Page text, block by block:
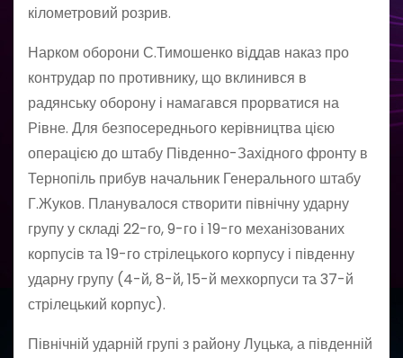
кілометровий розрив.
Нарком оборони С.Тимошенко віддав наказ про
контрудар по противнику, що вклинився в
радянську оборону і намагався прорватися на
Рівне. Для безпосереднього керівництва цією
операцією до штабу Південно-Західного фронту в
Тернопіль прибув начальник Генерального штабу
Г.Жуков. Планувалося створити пів­нічну ударну
групу у складі 22-го, 9-го і 19-го механізованих
корпусів та 19-го стрілецького корпусу і південну
ударну групу (4-й, 8-й, 15-й мехкорпуси та 37-й
стрілецький корпус).
Північній ударній групі з району Луцька, а південній